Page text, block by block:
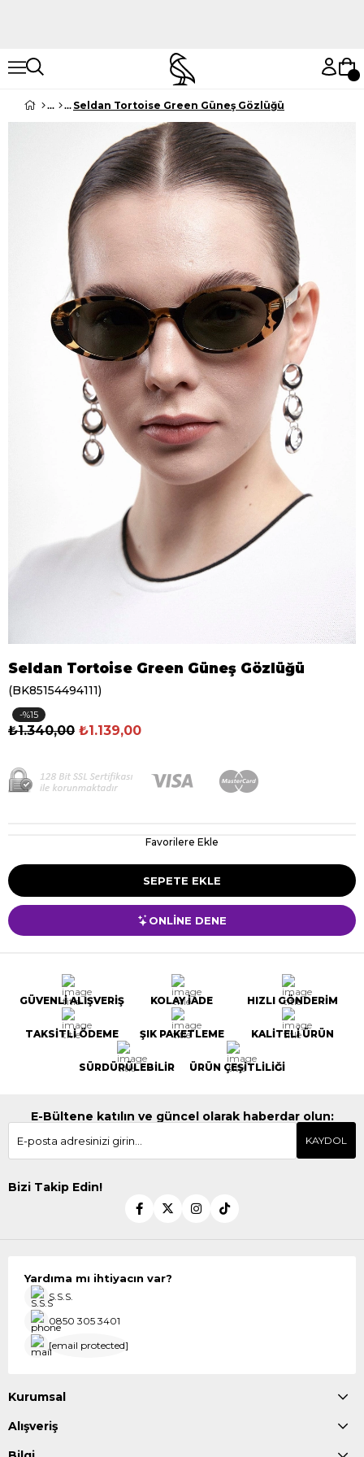
Seldan Tortoise Green Güneş Gözlüğü
Seldan Tortoise Green Güneş Gözlüğü
(BK85154494111)
15
₺1.340,00 ₺1.139,00
Favorilere Ekle
ONLİNE DENE
GÜVENLİ ALIŞVERİŞ KOLAY İADE HIZLI GÖNDERİM
TAKSİTLİ ÖDEME ŞIK PAKETLEME KALİTELİ ÜRÜN
SÜRDÜRÜLEBİLİR ÜRÜN ÇEŞİTLİLİĞİ
E-Bültene katılın ve güncel olarak haberdar olun:
KAYDOL
Bizi Takip Edin!
Yardıma mı ihtiyacın var?
S.S.S.
0850 305 3401
[email protected]
Kurumsal
Alışveriş